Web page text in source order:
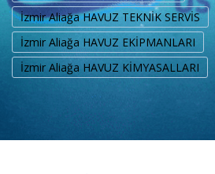
İzmir Aliağa HAVUZ TEKNİK SERVİS
İzmir Aliağa HAVUZ EKİPMANLARI
İzmir Aliağa HAVUZ KİMYASALLARI